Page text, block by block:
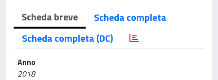
Scheda breve
Scheda completa
Scheda completa (DC)
Anno
2018